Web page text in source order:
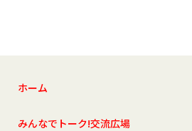
ホーム
みんなでトーク!交流広場